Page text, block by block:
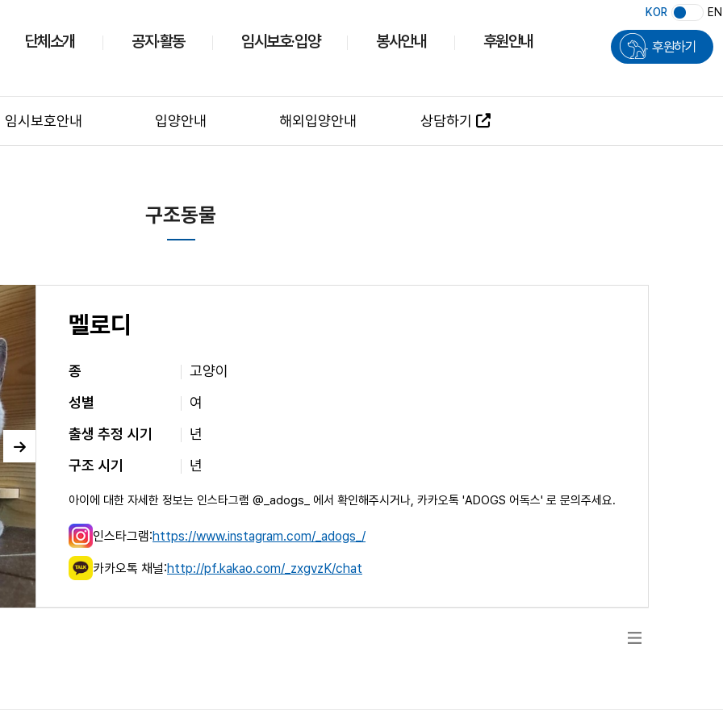
단체소개 공지·활동 임시보호·입양 봉사안내 후원안내
KOR EN
후원하기
임시보호안내 입양안내 해외입양안내 상담하기
구조동물
멜로디
종
고양이
성별
여
출생 추정 시기
년
구조 시기
년
아이에 대한 자세한 정보는 인스타그램 @_adogs_ 에서 확인해주시거나, 카카오톡 'ADOGS 어독스' 로 문의주세요.
인스타그램:https://www.instagram.com/_adogs_/
카카오톡 채널:http://pf.kakao.com/_zxgvzK/chat